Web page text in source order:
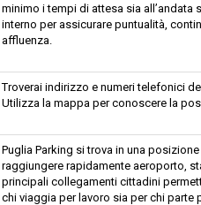
minimo i tempi di attesa sia all’andata
interno per assicurare puntualità,
affluenza.
Troverai indirizzo e numeri telefonici
Utilizza la mappa per conoscere la
Puglia Parking si trova in una
raggiungere rapidamente aeroporto,
principali collegamenti cittadini
chi viaggia per lavoro sia per chi parte